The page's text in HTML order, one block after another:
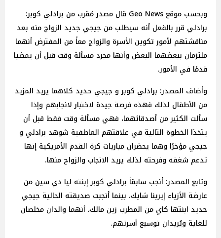
وبحسب موقع Geo News قال مصدر مُقرب من برادلي كوبر:
برادلي قرر بالفعل أنه سيطلب من جيجي جديد الزواج منه بعد
مناقشتهم لأمور تكوين الأسرة والزواج معاً من المفترض أنهما
ملتزمان ببعضهما البعض وأنها مجرد مسألة وقت قبل أن يمضيا
قدمًا في الأمور.
وأضاف المصدر: برادلي كوبر و جيجي حديد كلاهما يريد المزيد
من الأطفال لذلك فهذه فرصة جيدة لاختبار لانجابهم وإذا
سألت الكثير من أصدقائهما، فهي مسألة وقت فقط قبل أن
يتخذا الخطوة التالية في علاقتهم العاطفية شوهد برادلي و
جيجي مؤخرًا وهما يحضران مباريات كرة القدم الأمريكية إنها
تدعم شغفه وفرحته لذلك يريد الانجاب والزواج منها.
وتابع المصدر: أنجب سابقاً برادلي كوبر إبنته ليا دي سين من
عارضة الأزياء إيرينا شايك، بينما أنجبت صديقته الحالية جيجي
حديد ابنتها كاي من المطرب زين مالك، أنهما والدان مخلصان
للغاية ويُريدان توسيع أسرتهم.